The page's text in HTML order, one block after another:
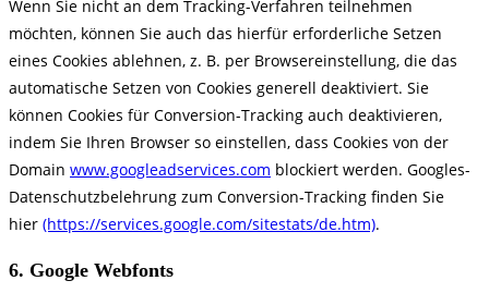
Wenn Sie nicht an dem Tracking-Verfahren teilnehmen
möchten, können Sie auch das hierfür erforderliche Setzen
eines Cookies ablehnen, z. B. per Browsereinstellung, die das
automatische Setzen von Cookies generell deaktiviert. Sie
können Cookies für Conversion-Tracking auch deaktivieren,
indem Sie Ihren Browser so einstellen, dass Cookies von der
Domain www.googleadservices.com blockiert werden. Googles-
Datenschutzbelehrung zum Conversion-Tracking finden Sie
hier (https://services.google.com/sitestats/de.htm).
6. Google Webfonts